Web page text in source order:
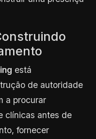
está
de autoridade
a procurar
clínicas antes de
fornecer